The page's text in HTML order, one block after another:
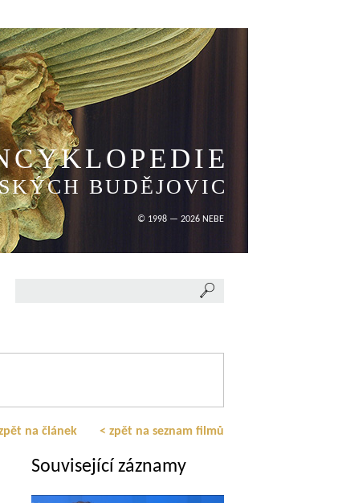
BUDĚJOVIC
© 1998 — 2026 NEBE
na článek < zpět na seznam filmů
Související záznamy